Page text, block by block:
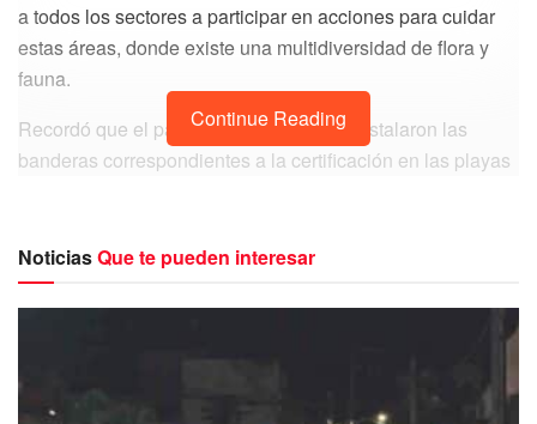
a todos los sectores a participar en acciones para cuidar
estas áreas, donde existe una multidiversidad de flora y
fauna.
Recordó que el pasado 28 de enero se instalaron las
banderas correspondientes a la certificación en las playas
brindó una charla de sensibilización. El siguiente reto es
buscar que playa Mezzanine también entre en este
catálogo.
Continue Reading
NoticiasQue te pueden interesar